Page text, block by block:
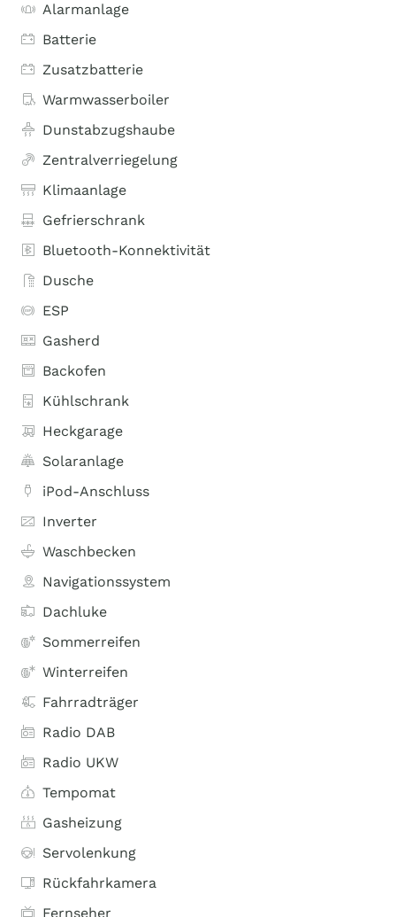
Alarmanlage
Batterie
Zusatzbatterie
Warmwasserboiler
Dunstabzugshaube
Zentralverriegelung
Klimaanlage
Gefrierschrank
Bluetooth-Konnektivität
Dusche
ESP
Gasherd
Backofen
Kühlschrank
Heckgarage
Solaranlage
iPod-Anschluss
Inverter
Waschbecken
Navigationssystem
Dachluke
Sommerreifen
Winterreifen
Fahrradträger
Radio DAB
Radio UKW
Tempomat
Gasheizung
Servolenkung
Rückfahrkamera
Fernseher